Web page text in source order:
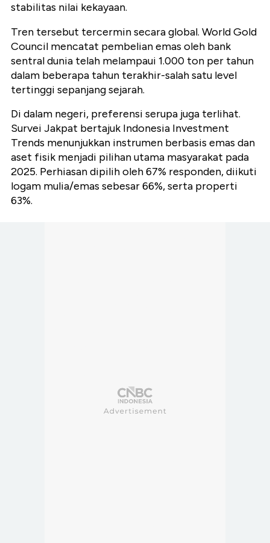
stabilitas nilai kekayaan.
Tren tersebut tercermin secara global. World Gold
Council mencatat pembelian emas oleh bank
sentral dunia telah melampaui 1.000 ton per tahun
dalam beberapa tahun terakhir-salah satu level
tertinggi sepanjang sejarah.
Di dalam negeri, preferensi serupa juga terlihat.
Survei Jakpat bertajuk Indonesia Investment
Trends menunjukkan instrumen berbasis emas dan
aset fisik menjadi pilihan utama masyarakat pada
2025. Perhiasan dipilih oleh 67% responden, diikuti
logam mulia/emas sebesar 66%, serta properti
63%.